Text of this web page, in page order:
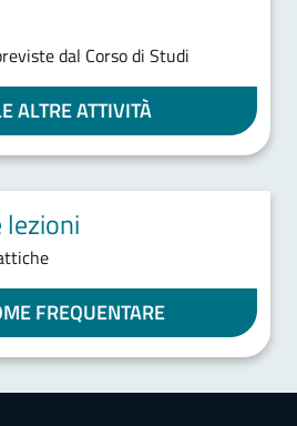
dal Corso di Studi
ALTRE ATTIVITÀ
lezioni
FREQUENTARE